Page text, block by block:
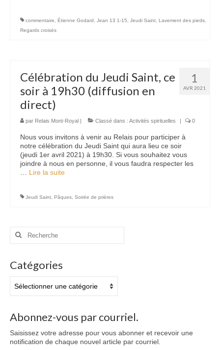
commentaire Étienne Godard Jean 13 1-15 Jeudi Saint Lavement des pieds
Regards croisés
1
AVR 2021
Célébration du Jeudi Saint, ce
soir à 19h30 (diffusion en
direct)
par Relais Mont-Royal | Classé dans : Activités spirituelles | 0
Nous vous invitons à venir au Relais pour participer à
notre célébration du Jeudi Saint qui aura lieu ce soir
(jeudi 1er avril 2021) à 19h30. Si vous souhaitez vous
joindre à nous en personne, il vous faudra respecter les
Lire la suite­­
Jeudi Saint Pâques Soirée de prières
Rechercher
Catégories
Abonnez-vous par courriel.
Saisissez votre adresse pour vous abonner et recevoir une
notification de chaque nouvel article par courriel.